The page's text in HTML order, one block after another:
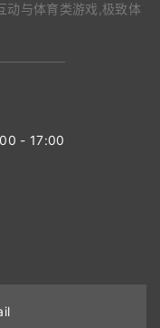
动与体育类游戏,极致体
- 17:00